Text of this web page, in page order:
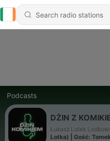
Podcasts
DŻIN Z
Łukasz Lotek
Lotka) | Gość: